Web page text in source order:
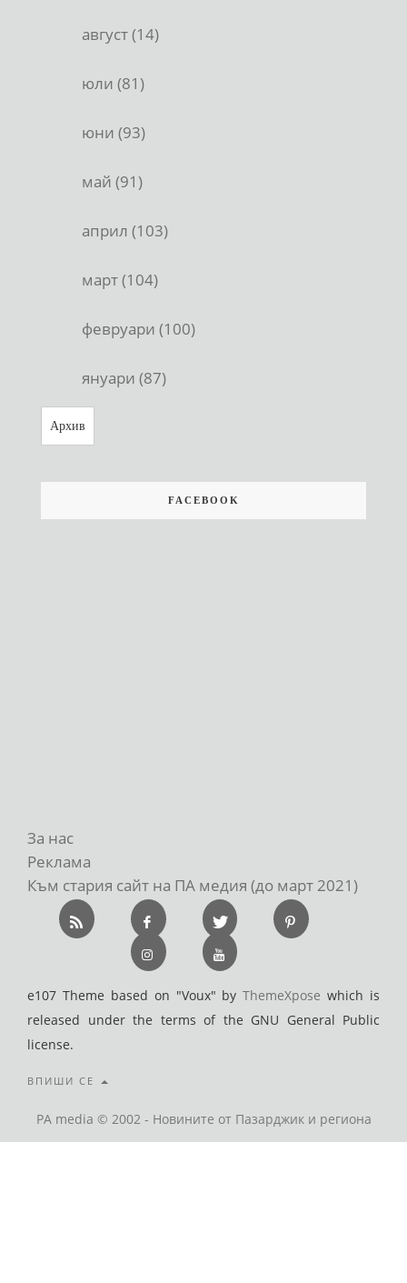
август (14)
юли (81)
юни (93)
май (91)
април (103)
март (104)
февруари (100)
януари (87)
Архив
FACEBOOK
За нас
Реклама
Към стария сайт на ПА медия (до март 2021)
e107 Theme based on "Voux" byThemeXpose which is
released under the terms of the GNU General Public
license.
ВПИШИ СЕ
PA media © 2002 - Новините от Пазарджик и региона